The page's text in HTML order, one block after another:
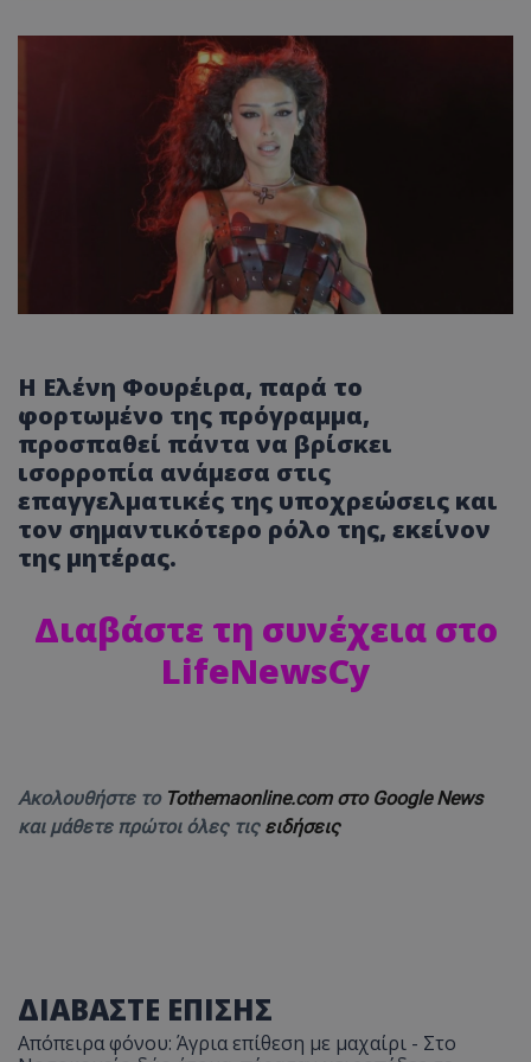
Η Ελένη Φουρέιρα, παρά το
φορτωμένο της πρόγραμμα,
προσπαθεί πάντα να βρίσκει
ισορροπία ανάμεσα στις
επαγγελματικές της υποχρεώσεις και
τον σημαντικότερο ρόλο της, εκείνον
της μητέρας.
Διαβάστε τη συνέχεια στο
LifeNewsCy
Ακολουθήστε το Tothemaonline.com στο Google News
και μάθετε πρώτοι όλες τις ειδήσεις
ΔΙΑΒΑΣΤΕ ΕΠΙΣΗΣ
Απόπειρα φόνου: Άγρια επίθεση με μαχαίρι - Στο